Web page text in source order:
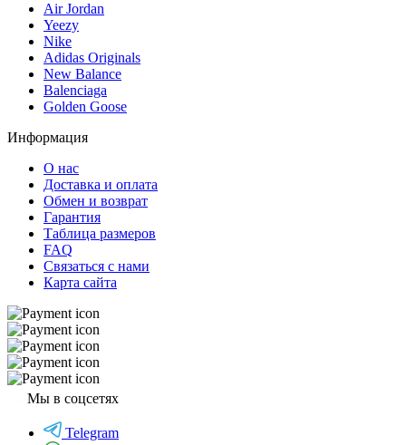
Air Jordan
Yeezy
Nike
Adidas Originals
New Balance
Balenciaga
Golden Goose
Информация
О нас
Доставка и оплата
Обмен и возврат
Гарантия
Таблица размеров
FAQ
Связаться с нами
Карта сайта
Мы в соцсетях
Telegram